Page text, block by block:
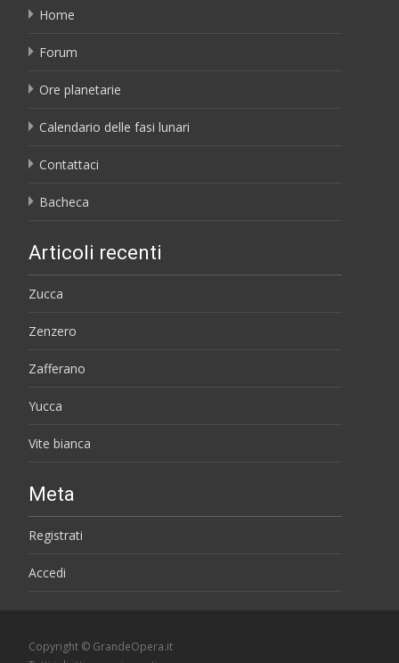
Home
Forum
Ore planetarie
Calendario delle fasi lunari
Contattaci
Bacheca
Articoli recenti
Zucca
Zenzero
Zafferano
Yucca
Vite bianca
Meta
Registrati
Accedi
Copyright © GrandeOpera.it